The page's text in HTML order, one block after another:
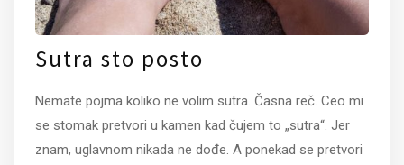
Sutra sto posto
Nemate pojma koliko ne volim sutra. Časna reč. Ceo mi
se stomak pretvori u kamen kad čujem to „sutra“. Jer
znam, uglavnom nikada ne dođe. A ponekad se pretvori